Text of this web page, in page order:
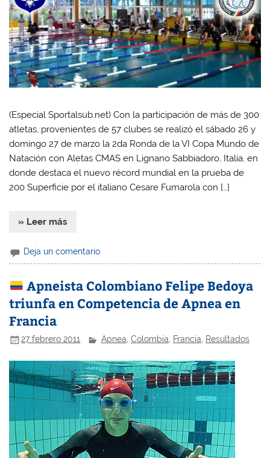
(Especial Sportalsub.net) Con la participación de más de 300
atletas, provenientes de 57 clubes se realizó el sábado 26 y
domingo 27 de marzo la 2da Ronda de la VI Copa Mundo de
Natación con Aletas CMAS en Lignano Sabbiadoro, Italia, en
donde destaca el nuevo récord mundial en la prueba de
200 Superficie por el italiano Cesare Fumarola con […]
» Leer más
Deja un comentario
Apneista Colombiano Felipe Bedoya
triunfa en Competencia de Apnea en
Francia
27 febrero 2011 Apnea,Colombia, Francia, Resultados